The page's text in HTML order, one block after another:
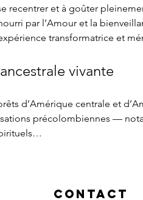
recentrer et à goûter
par l’Amour et la
transformatrice et
vivante
d’Amérique centrale et
précolombiennes —
Contact